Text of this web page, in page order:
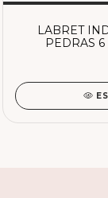
LABRET
PEDRAS